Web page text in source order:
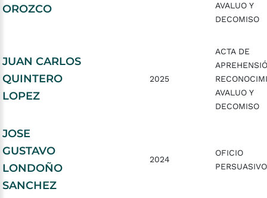
OROZCO
AVALUO Y
DECOMISO
JUAN CARLOS
QUINTERO
LOPEZ
2025
ACTA DE
AVALUO Y
DECOMISO
JOSE
GUSTAVO
LONDOÑO
SANCHEZ
2024
OFICIO
PERSUASIVO